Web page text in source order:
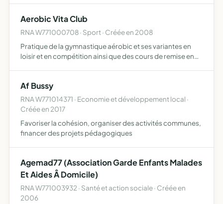
Aerobic Vita Club
RNA W771000708 · Sport · Créée en 2008
Pratique de la gymnastique aérobic et ses variantes en
loisir et en compétition ainsi que des cours de remise en
Af Bussy
RNA W771014371 · Economie et développement local ·
Créée en 2017
Favoriser la cohésion, organiser des activités communes,
financer des projets pédagogiques
Agemad77 (Association Garde Enfants Malades
Et Aides Â Domicile)
RNA W771003932 · Santé et action sociale · Créée en
2006